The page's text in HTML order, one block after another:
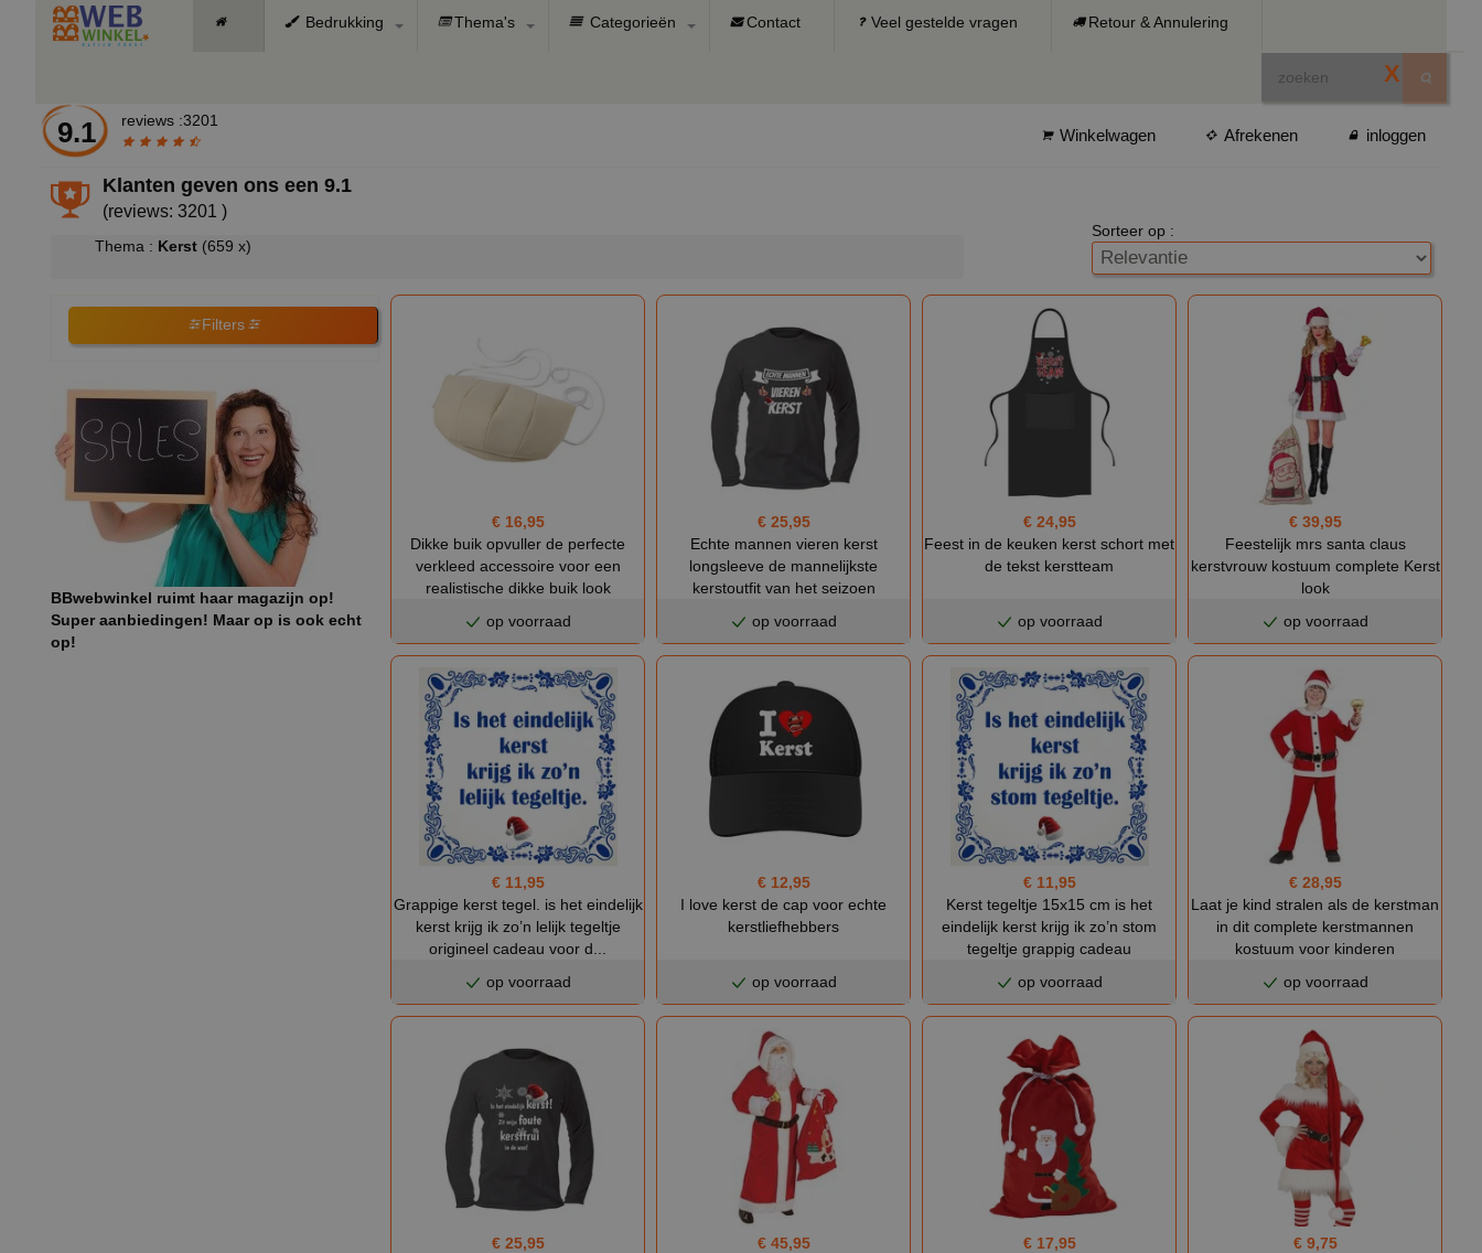
Bedrukking Thema's Categorieën Contact Veel gestelde vragen Retour & Annulering
X
9.1 reviews :3201
Winkelwagen Afrekenen inloggen
Klanten geven ons een9.1
(reviews: 3201 )
Thema : Kerst (659 x)
Sorteer op :
Filters
BBwebwinkel ruimt haar magazijn op!
Super aanbiedingen! Maar op is ook echt
op!
€ 16,95
Dikke buik opvuller de perfecte
verkleed accessoire voor een
realistische dikke buik look
op voorraad
€ 25,95
Echte mannen vieren kerst
longsleeve de mannelijkste
kerstoutfit van het seizoen
op voorraad
€ 24,95
Feest in de keuken kerst schort met
de tekst kerstteam
op voorraad
€ 39,95
Feestelijk mrs santa claus
kerstvrouw kostuum complete Kerst
look
op voorraad
€ 11,95
Grappige kerst tegel. is het eindelijk
kerst krijg ik zo’n lelijk tegeltje
origineel cadeau voor d...
op voorraad
€ 12,95
I love kerst de cap voor echte
kerstliefhebbers
op voorraad
€ 11,95
Kerst tegeltje 15x15 cm is het
eindelijk kerst krijg ik zo’n stom
tegeltje grappig cadeau
op voorraad
€ 28,95
Laat je kind stralen als de kerstman
in dit complete kerstmannen
kostuum voor kinderen
op voorraad
€ 25,95
€ 45,95
€ 17,95
€ 9,75